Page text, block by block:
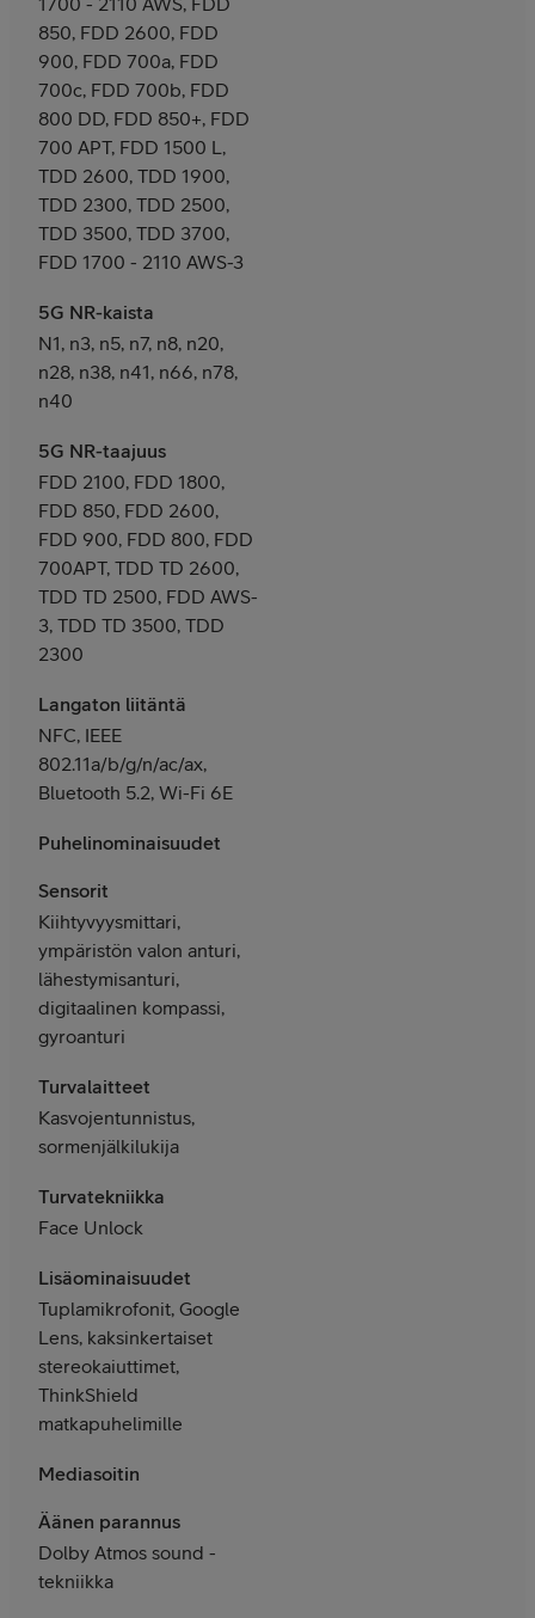
850, FDD 2600, FDD
900, FDD 700a, FDD
700c, FDD 700b, FDD
800 DD, FDD 850+, FDD
700 APT, FDD 1500 L,
TDD 2600, TDD 1900,
TDD 2300, TDD 2500,
TDD 3500, TDD 3700,
FDD 1700 - 2110 AWS-3
5G NR-kaista
N1, n3, n5, n7, n8, n20,
n28, n38, n41, n66, n78,
n40
5G NR-taajuus
FDD 2100, FDD 1800,
FDD 850, FDD 2600,
FDD 900, FDD 800, FDD
700APT, TDD TD 2600,
TDD TD 2500, FDD AWS-
3, TDD TD 3500, TDD
2300
Langaton liitäntä
NFC, IEEE
802.11a/b/g/n/ac/ax,
Bluetooth 5.2, Wi-Fi 6E
Puhelinominaisuudet
Sensorit
Kiihtyvyysmittari,
ympäristön valon anturi,
lähestymisanturi,
digitaalinen kompassi,
gyroanturi
Turvalaitteet
Kasvojentunnistus,
sormenjälkilukija
Turvatekniikka
Face Unlock
Lisäominaisuudet
Tuplamikrofonit, Google
Lens, kaksinkertaiset
stereokaiuttimet,
ThinkShield
matkapuhelimille
Mediasoitin
Äänen parannus
Dolby Atmos sound -
tekniikka